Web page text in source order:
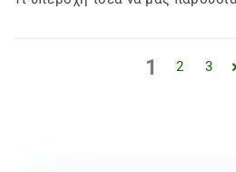
1 2 3